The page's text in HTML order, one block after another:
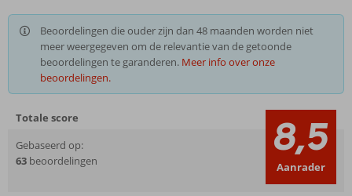
Beoordelingen die ouder zijn dan 48 maanden worden niet
meer weergegeven om de relevantie van de getoonde
beoordelingen te garanderen. Meer info over onze
beoordelingen.
Totale score
Gebaseerd op:
63 beoordelingen 8,5
Aanrader